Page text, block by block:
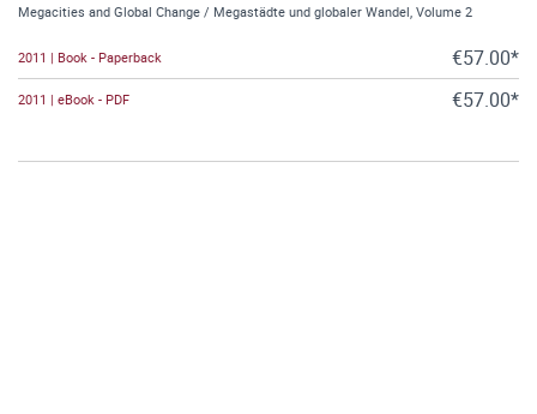
Megacities and Global Change / Megastädte und globaler Wandel, Volume 2
2011 | Book - Paperback €57.00*
2011 | eBook - PDF €57.00*